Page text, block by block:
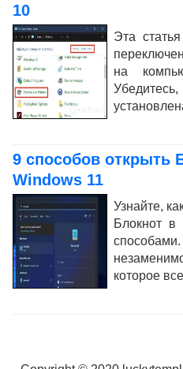
10
Эта
на
9 способов открыть
Windows 11
Узнайте,
Блокнот в
которое